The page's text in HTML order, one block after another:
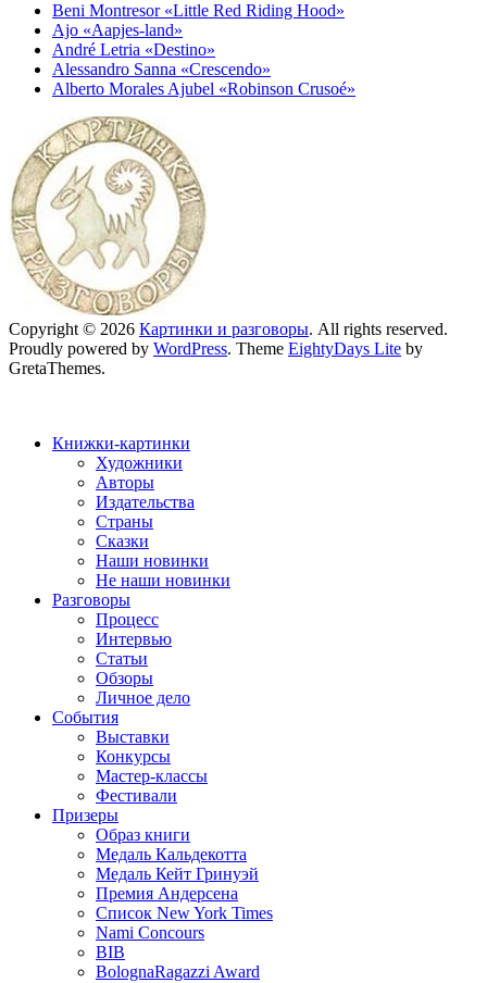
Beni Montresor «Little Red Riding Hood»
Ajo «Aapjes-land»
André Letria «Destino»
Alessandro Sanna «Crescendo»
Alberto Morales Ajubel «Robinson Crusoé»
Copyright © 2026 Картинки и разговоры. All rights reserved.
Proudly powered by WordPress. Theme EightyDays Lite by
GretaThemes.
Книжки-картинки
Художники
Авторы
Издательства
Страны
Сказки
Наши новинки
Не наши новинки
Разговоры
Процесс
Интервью
Статьи
Обзоры
Личное дело
События
Выставки
Конкурсы
Мастер-классы
Фестивали
Призеры
Образ книги
Медаль Кальдекотта
Медаль Кейт Гринуэй
Премия Андерсена
Список New York Times
Nami Concours
BIB
BolognaRagazzi Award